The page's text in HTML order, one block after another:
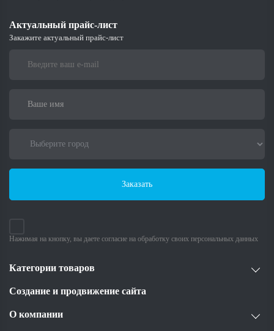
Актуальный прайс-лист
Закажите актуальный прайс-лист
Заказать
Нажимая на кнопку, вы даете согласие на обработку своих персональных данных
Категории товаров
Создание и продвижение сайта
О компании